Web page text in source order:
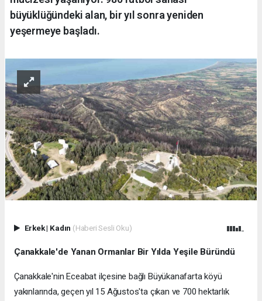
büyüklüğündeki alan, bir yıl sonra yeniden
yeşermeye başladı.
Erkek| Kadın (Haberi Sesli Oku)
Çanakkale'de Yanan Ormanlar Bir Yılda Yeşile Büründü
Çanakkale'nin Eceabat ilçesine bağlı Büyükanafarta köyü
yakınlarında, geçen yıl 15 Ağustos'ta çıkan ve 700 hektarlık